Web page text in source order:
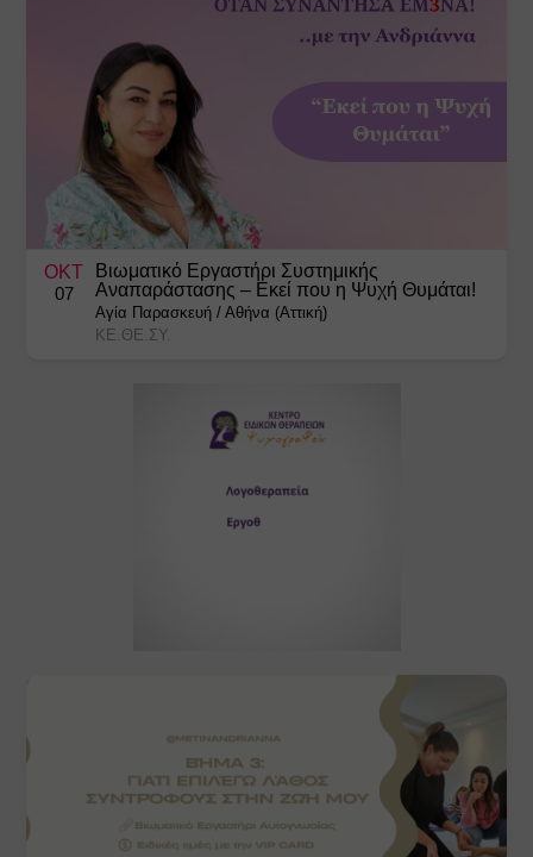
ΟΚΤ
07
Βιωματικό Εργαστήρι Συστημικής
Αναπαράστασης – Εκεί που η Ψυχή Θυμάται!
Αγία Παρασκευή /Αθήνα (Αττική)
ΚΕ.ΘΕ.ΣΥ.